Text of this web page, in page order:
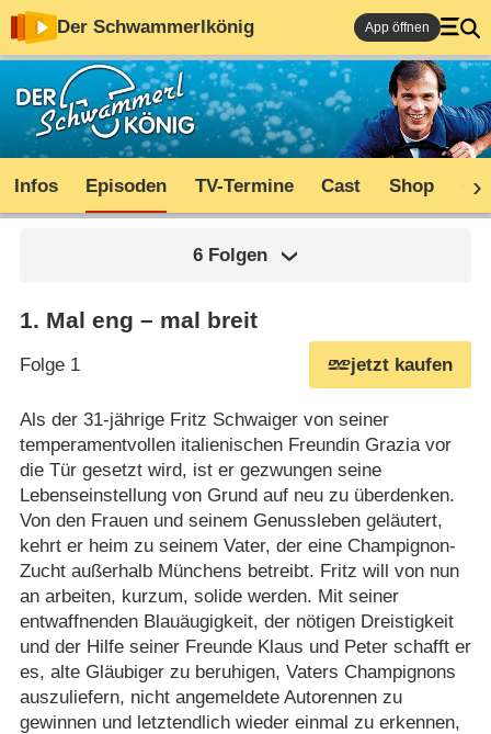
Der Schwammerlkönig App öffnen
Infos Episoden TV-Termine Cast Shop
6 Folgen
1. Mal eng – mal breit
Folge 1 jetzt kaufen
Als der 31-jährige Fritz Schwaiger von seiner
temperamentvollen italienischen Freundin Grazia vor
die Tür gesetzt wird, ist er gezwungen seine
Lebenseinstellung von Grund auf neu zu überdenken.
Von den Frauen und seinem Genussleben geläutert,
kehrt er heim zu seinem Vater, der eine Champignon-
Zucht außerhalb Münchens betreibt. Fritz will von nun
an arbeiten, kurzum, solide werden. Mit seiner
entwaffnenden Blauäugigkeit, der nötigen Dreistigkeit
und der Hilfe seiner Freunde Klaus und Peter schafft er
es, alte Gläubiger zu beruhigen, Vaters Champignons
auszuliefern, nicht angemeldete Autorennen zu
gewinnen und letztendlich wieder einmal zu erkennen,